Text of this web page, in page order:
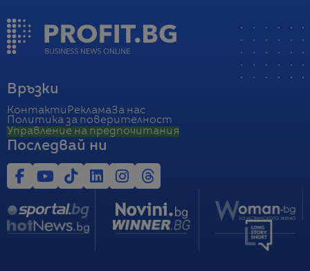
Връзки
Контакти РекламаЗа нас
Политика за поверителност
Управление на предпочитания
Последвай ни